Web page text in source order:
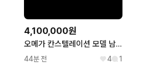
4,100,000원
오메가 칸스텔레이션 모델 남성용 35mm 오토매틱 옐로우 골드 판매
44분 전 4 1